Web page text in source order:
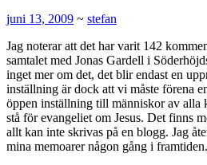
juni 13, 2009 ~ stefan
Jag noterar att det har varit 142
samtalet med Jonas Gardell i
inget mer om det, det blir endast en
inställning är dock att vi måste förena
öppen inställning till människor av alla
stå för evangeliet om Jesus. Det finns
allt kan inte skrivas på en blogg. Jag
mina memoarer någon gång i framtiden.